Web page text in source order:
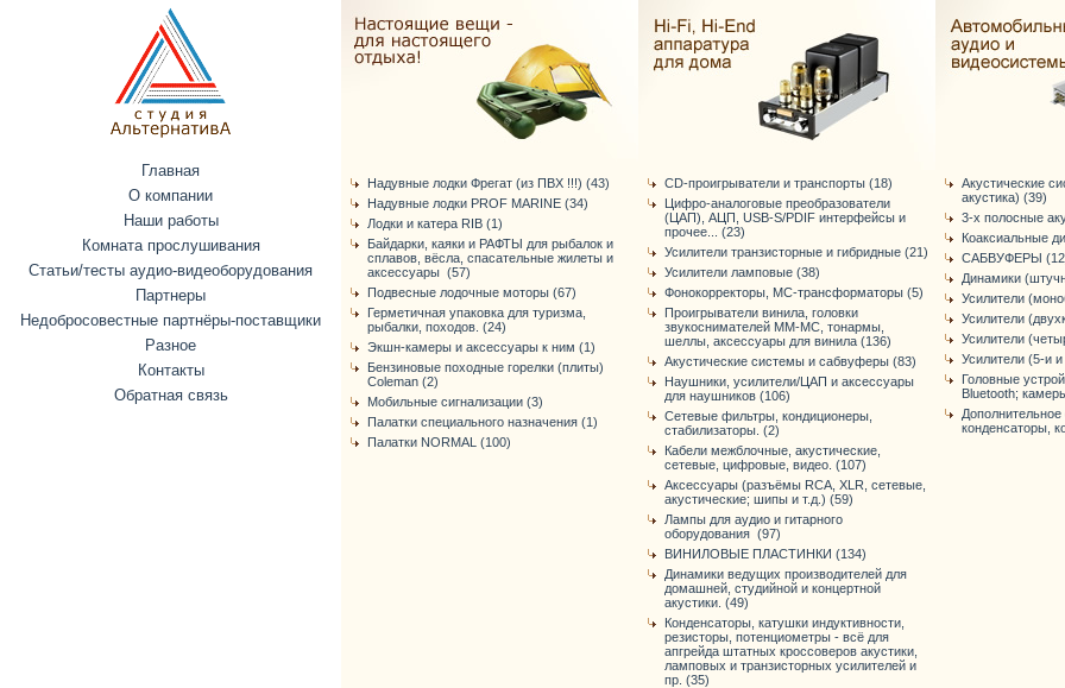
Главная
О компании
Наши работы
Комната прослушивания
Статьи/тесты аудио-видеоборудования
Партнеры
Недобросовестные партнёры-поставщики
Разное
Контакты
Обратная связь
Надувные лодки Фрегат (из ПВХ !!!) (43)
Надувные лодки PROF MARINE (34)
Лодки и катера RIB (1)
Байдарки, каяки и РАФТЫ для рыбалок и
сплавов, вёсла, спасательные жилеты и
аксессуары (57)
Подвесные лодочные моторы (67)
Герметичная упаковка для туризма,
рыбалки, походов. (24)
Экшн-камеры и аксессуары к ним (1)
Бензиновые походные горелки (плиты)
Coleman (2)
Мобильные сигнализации (3)
Палатки специального назначения (1)
Палатки NORMAL (100)
CD-проигрыватели и транспорты (18)
Цифро-аналоговые преобразователи
(ЦАП), АЦП, USB-S/PDIF интерфейсы и
прочее... (23)
Усилители транзисторные и гибридные (21)
Усилители ламповые (38)
Фонокорректоры, МС-трансформаторы (5)
Проигрыватели винила, головки
звукоснимателей ММ-МС, тонармы,
шеллы, аксессуары для винила (136)
Акустические системы и сабвуферы (83)
Наушники, усилители/ЦАП и аксессуары
для наушников (106)
Сетевые фильтры, кондиционеры,
стабилизаторы. (2)
Кабели межблочные, акустические,
сетевые, цифровые, видео. (107)
Аксессуары (разъёмы RCA, XLR, сетевые,
акустические; шипы и т.д.) (59)
Лампы для аудио и гитарного
оборудования (97)
ВИНИЛОВЫЕ ПЛАСТИНКИ (134)
Динамики ведущих производителей для
домашней, студийной и концертной
акустики. (49)
Конденсаторы, катушки индуктивности,
резисторы, потенциометры - всё для
апгрейда штатных кроссоверов акустики,
ламповых и транзисторных усилителей и
пр. (35)
Акустические
акустика) (39)
3-х полосные
Коаксиальные
САБВУФЕРЫ
Динамики
Усилители
Усилители
Усилители
Усилители (5-и
Головные
Bluetooth;
Дополнительное
конденсаторы,